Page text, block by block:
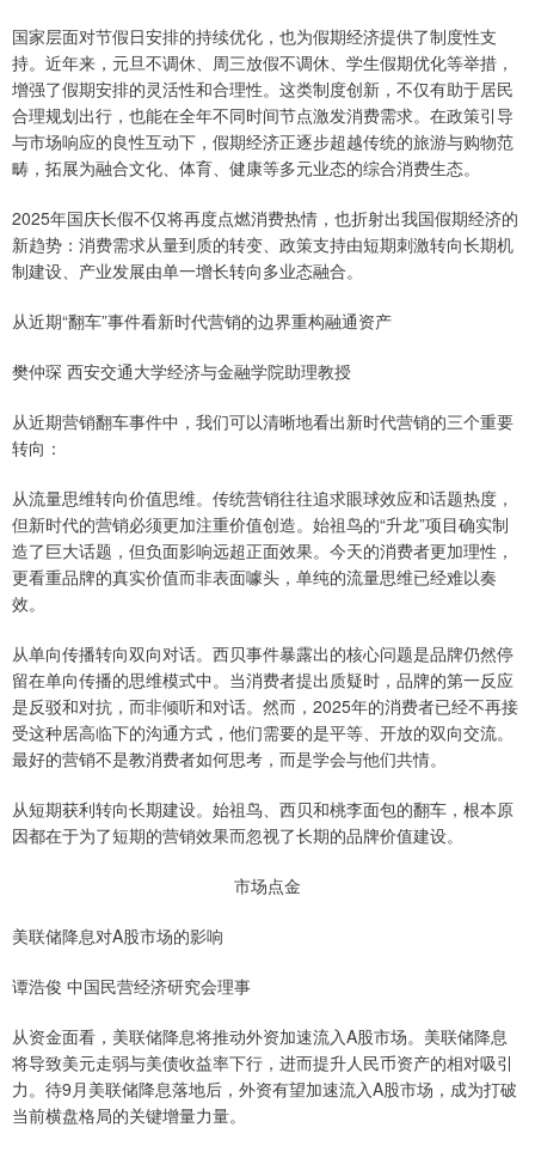
国家层面对节假日安排的持续优化，也为假期经济提供了制度性支
持。近年来，元旦不调休、周三放假不调休、学生假期优化等举措，
增强了假期安排的灵活性和合理性。这类制度创新，不仅有助于居民
合理规划出行，也能在全年不同时间节点激发消费需求。在政策引导
与市场响应的良性互动下，假期经济正逐步超越传统的旅游与购物范
畴，拓展为融合文化、体育、健康等多元业态的综合消费生态。
2025年国庆长假不仅将再度点燃消费热情，也折射出我国假期经济的
新趋势：消费需求从量到质的转变、政策支持由短期刺激转向长期机
制建设、产业发展由单一增长转向多业态融合。
从近期“翻车”事件看新时代营销的边界重构融通资产
樊仲琛 西安交通大学经济与金融学院助理教授
从近期营销翻车事件中，我们可以清晰地看出新时代营销的三个重要
转向：
从流量思维转向价值思维。传统营销往往追求眼球效应和话题热度，
但新时代的营销必须更加注重价值创造。始祖鸟的“升龙”项目确实制
造了巨大话题，但负面影响远超正面效果。今天的消费者更加理性，
更看重品牌的真实价值而非表面噱头，单纯的流量思维已经难以奏
效。
从单向传播转向双向对话。西贝事件暴露出的核心问题是品牌仍然停
留在单向传播的思维模式中。当消费者提出质疑时，品牌的第一反应
是反驳和对抗，而非倾听和对话。然而，2025年的消费者已经不再接
受这种居高临下的沟通方式，他们需要的是平等、开放的双向交流。
最好的营销不是教消费者如何思考，而是学会与他们共情。
从短期获利转向长期建设。始祖鸟、西贝和桃李面包的翻车，根本原
因都在于为了短期的营销效果而忽视了长期的品牌价值建设。
市场点金
美联储降息对A股市场的影响
谭浩俊 中国民营经济研究会理事
从资金面看，美联储降息将推动外资加速流入A股市场。美联储降息
将导致美元走弱与美债收益率下行，进而提升人民币资产的相对吸引
力。待9月美联储降息落地后，外资有望加速流入A股市场，成为打破
当前横盘格局的关键增量力量。